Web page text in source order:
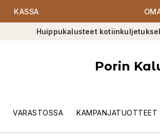
KASSA
Huippukalusteet
Porin
VARASTOSSA KAMPANJATUOTTEET